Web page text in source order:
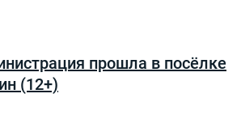
прошла в посёлке
(12+)